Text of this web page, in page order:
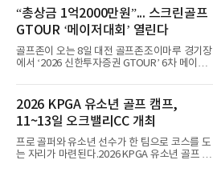
프 챔피언스투어 시즌 2승째를 신고했다.우승
상금은 2천400만원이다. 이번 우승으로 챔피언
스투어 통산 7승 고지를 밟았다.5언더파 139타
를 친 장익제와 최호성이 공동 2위를 나눠 가졌
고, 4언더파 140타의 손준호가 4위에 자리했다.
“총상금 1억2000만원”... 스크린골프
GTOUR ‘메이저대회’ 열린다
골프존이 오는 8일 대전 골프존조이마루 경기장
에서 ‘2026 신한투자증권 GTOUR’ 6차 메이저
대회는 총상금 1억 2천만원 규모로, 우승자에게
는 상금 2천 5백만원과 대상&신인상 포인트 3천
점을 지급하고 3년간의 GTOUR 시드권을 부여
한다. KPGA 투어프로 중 1, 2라운드 합산 1위에
게는 오는 9월 17일부터 20일까지 골프존카운
티 선산에서 열리는 KPGA ‘골프존 오픈’ 출전권
을 부여한다.대회는 골프존 투비전NX플러스 투
2026 KPGA 유소년 골프 캠프,
11~13일 오크밸리CC 개최
프로 골퍼와 유소년 선수가 한 팀으로 코스를 도
는 자리가 마련된다.2026 KPGA 유소년 골프 캠